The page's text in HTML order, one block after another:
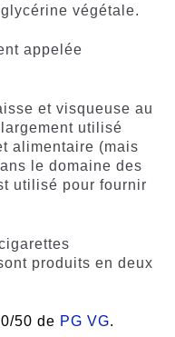
végétale.
appelée
et visqueuse au
utilisé
alimentaire (mais
le domaine des
utilisé pour fournir
produits en deux
50 de PG VG.